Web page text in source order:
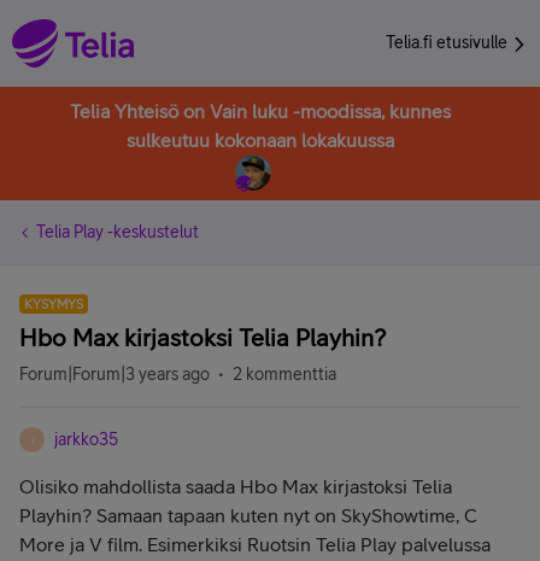
Telia.fi etusivulle
Telia Yhteisö on Vain luku -moodissa, kunnes
sulkeutuu kokonaan lokakuussa
Telia Play -keskustelut
KYSYMYS
Hbo Max kirjastoksi Telia Playhin?
Forum|Forum|3 years ago 2 kommenttia
J jarkko35
Olisiko mahdollista saada Hbo Max kirjastoksi Telia
Playhin? Samaan tapaan kuten nyt on SkyShowtime, C
More ja V film. Esimerkiksi Ruotsin Telia Play palvelussa